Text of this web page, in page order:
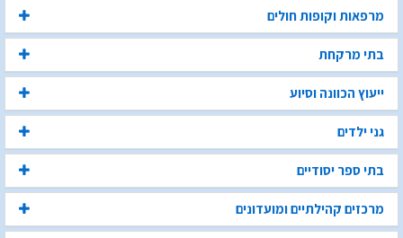
מרפאות וקופות חולים
בתי מרקחת
ייעוץ הכוונה וסיוע
גני ילדים
בתי ספר יסודיים
מרכזים קהילתיים ומועדונים